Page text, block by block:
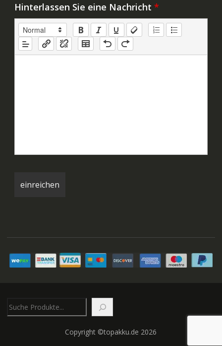
Hinterlassen Sie eine Nachricht *
Copyright ©topakku.de 2026